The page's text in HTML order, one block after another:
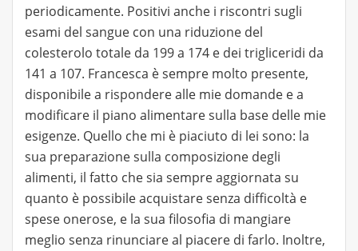
periodicamente. Positivi anche i riscontri sugli
esami del sangue con una riduzione del
colesterolo totale da 199 a 174 e dei trigliceridi da
141 a 107. Francesca è sempre molto presente,
disponibile a rispondere alle mie domande e a
modificare il piano alimentare sulla base delle mie
esigenze. Quello che mi è piaciuto di lei sono: la
sua preparazione sulla composizione degli
alimenti, il fatto che sia sempre aggiornata su
quanto è possibile acquistare senza difficoltà e
spese onerose, e la sua filosofia di mangiare
meglio senza rinunciare al piacere di farlo. Inoltre,